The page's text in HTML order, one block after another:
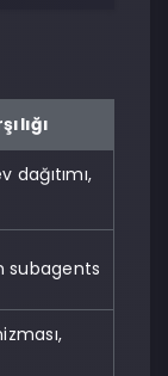
dağıtımı,
subagents